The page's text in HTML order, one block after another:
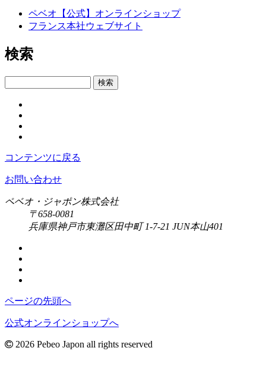
ペベオ【公式】オンラインショップ
フランス本社ウェブサイト
検索
検索
コンテンツに戻る
お問い合わせ
ペベオ・ジャポン株式会社
〒658-0081
兵庫県神戸市東灘区田中町 1-7-21 JUN本山401
ページの先頭へ
公式オンラインショップへ
2026 Pebeo Japon all rights reserved